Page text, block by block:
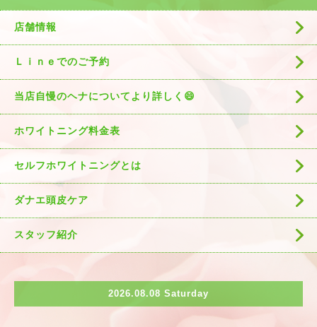
店舗情報
Ｌｉｎｅでのご予約
当店自慢のヘナについてより詳しく😄
ホワイトニング料金表
セルフホワイトニングとは
ダナエ頭皮ケア
スタッフ紹介
2026.08.08 Saturday